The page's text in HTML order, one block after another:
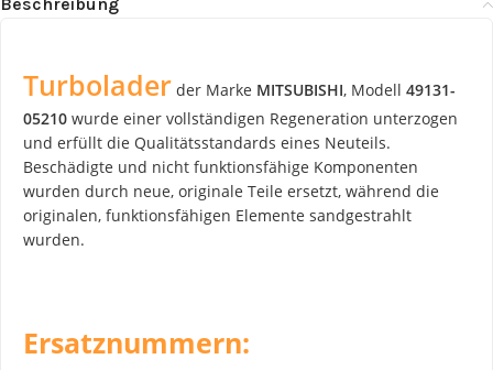
Turbolader der Marke MITSUBISHI, Modell 49131-
05210 wurde einer vollständigen Regeneration unterzogen
und erfüllt die Qualitätsstandards eines Neuteils.
Beschädigte und nicht funktionsfähige Komponenten
wurden durch neue, originale Teile ersetzt, während die
originalen, funktionsfähigen Elemente sandgestrahlt
wurden.
Ersatznummern: